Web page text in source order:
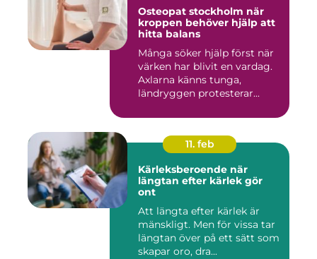
Osteopat stockholm när
kroppen behöver hjälp att
hitta balans
Många söker hjälp först när
värken har blivit en vardag.
Axlarna känns tunga,
ländryggen protesterar...
11. feb
Kärleksberoende när
längtan efter kärlek gör
ont
Att längta efter kärlek är
mänskligt. Men för vissa tar
längtan över på ett sätt som
skapar oro, dra...